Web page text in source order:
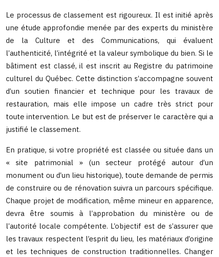
Le processus de classement est rigoureux. Il est initié après
une étude approfondie menée par des experts du ministère
de la Culture et des Communications, qui évaluent
l’authenticité, l’intégrité et la valeur symbolique du bien. Si le
bâtiment est classé, il est inscrit au Registre du patrimoine
culturel du Québec. Cette distinction s’accompagne souvent
d’un soutien financier et technique pour les travaux de
restauration, mais elle impose un cadre très strict pour
toute intervention. Le but est de préserver le caractère qui a
justifié le classement.
En pratique, si votre propriété est classée ou située dans un
« site patrimonial » (un secteur protégé autour d’un
monument ou d’un lieu historique), toute demande de permis
de construire ou de rénovation suivra un parcours spécifique.
Chaque projet de modification, même mineur en apparence,
devra être soumis à l’approbation du ministère ou de
l’autorité locale compétente. L’objectif est de s’assurer que
les travaux respectent l’esprit du lieu, les matériaux d’origine
et les techniques de construction traditionnelles. Changer